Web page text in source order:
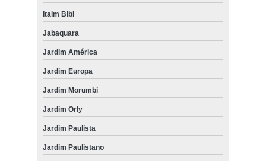
Itaim Bibi
Jabaquara
Jardim América
Jardim Europa
Jardim Morumbi
Jardim Orly
Jardim Paulista
Jardim Paulistano